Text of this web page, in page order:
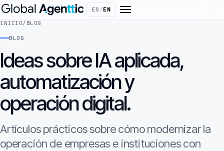
ES /EN
INICIO/ BLOG
BLOG
Ideas sobre IA aplicada,
automatización y
operación digital.
Artículos prácticos sobre cómo modernizar la
operación de empresas e instituciones con